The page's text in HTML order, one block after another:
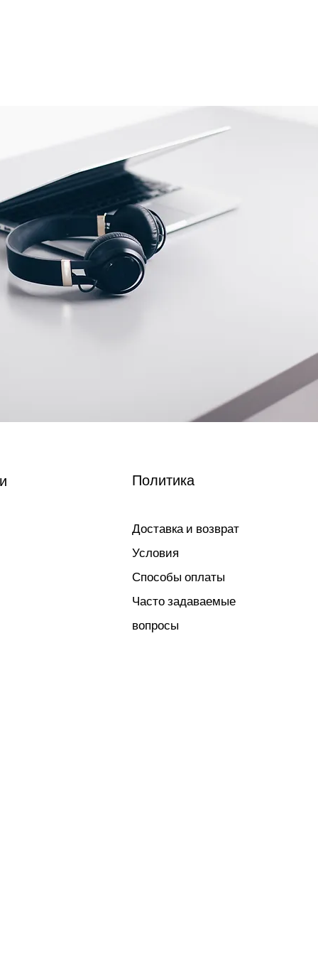
Политика
Доставка и возврат
Условия
Способы оплаты
Часто задаваемые
вопросы